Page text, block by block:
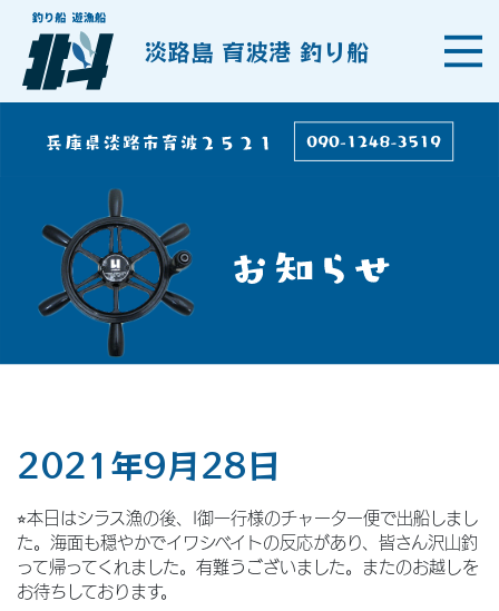
淡路島 育波港 釣り船
2021年9月28日
⭐︎本日はシラス漁の後、I御一行様のチャーター便で出船しまし
た。海面も穏やかでイワシベイトの反応があり、皆さん沢山釣
って帰ってくれました。有難うございました。またのお越しを
お待ちしております。